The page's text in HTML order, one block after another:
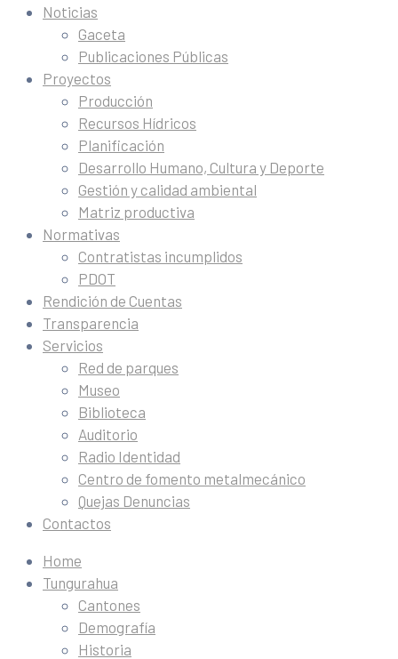
Noticias
Gaceta
Publicaciones Públicas
Proyectos
Producción
Recursos Hídricos
Planificación
Desarrollo Humano, Cultura y Deporte
Gestión y calidad ambiental
Matriz productiva
Normativas
Contratistas incumplidos
PDOT
Rendición de Cuentas
Transparencia
Servicios
Red de parques
Museo
Biblioteca
Auditorio
Radio Identidad
Centro de fomento metalmecánico
Quejas Denuncias
Contactos
Home
Tungurahua
Cantones
Demografía
Historia